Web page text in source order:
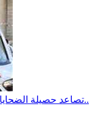
تصاعد حصيلة الضحايا بعد انفـ ـجار حافلة في جرمانا بريف دمشق..